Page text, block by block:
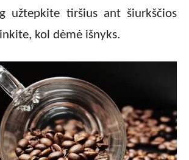
užtepkite tiršius ant šiurkščios
kol dėmė išnyks.